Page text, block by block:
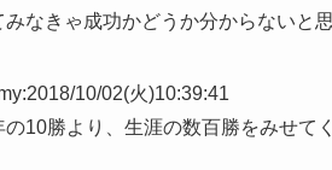
みなきゃ成功かどうか分からないと思
:2018/10/02(火)10:39:41
の10勝より、生涯の数百勝をみせて